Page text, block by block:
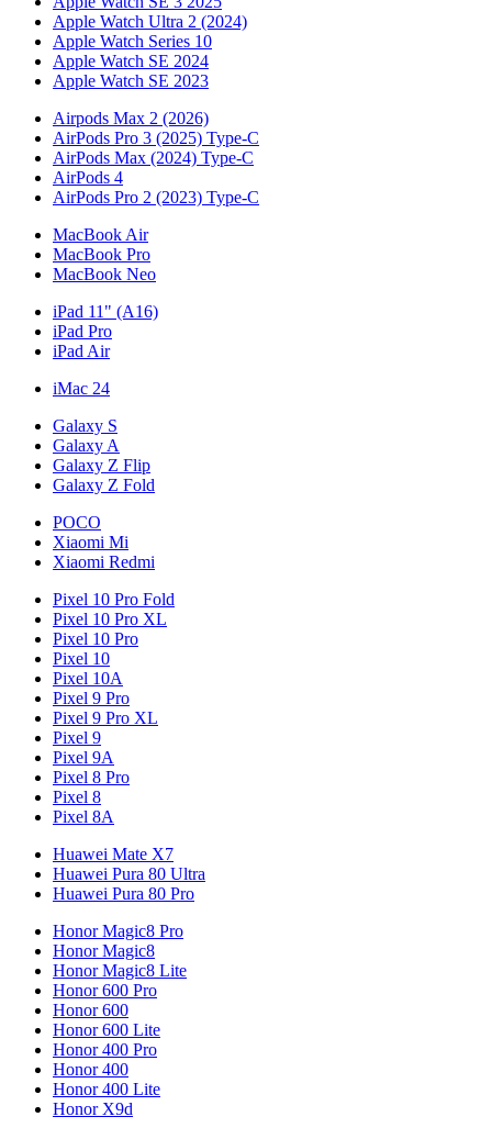
Apple Watch Ultra 2 (2024)
Apple Watch Series 10
Apple Watch SE 2024
Apple Watch SE 2023
Airpods Max 2 (2026)
AirPods Pro 3 (2025) Type-C
AirPods Max (2024) Type-C
AirPods 4
AirPods Pro 2 (2023) Type-C
MacBook Air
MacBook Pro
MacBook Neo
iPad 11" (A16)
iPad Pro
iPad Air
iMac 24
Galaxy S
Galaxy A
Galaxy Z Flip
Galaxy Z Fold
POCO
Xiaomi Mi
Xiaomi Redmi
Pixel 10 Pro Fold
Pixel 10 Pro XL
Pixel 10 Pro
Pixel 10
Pixel 10A
Pixel 9 Pro
Pixel 9 Pro XL
Pixel 9
Pixel 9A
Pixel 8 Pro
Pixel 8
Pixel 8A
Huawei Mate X7
Huawei Pura 80 Ultra
Huawei Pura 80 Pro
Honor Magic8 Pro
Honor Magic8
Honor Magic8 Lite
Honor 600 Pro
Honor 600
Honor 600 Lite
Honor 400 Pro
Honor 400
Honor 400 Lite
Honor X9d